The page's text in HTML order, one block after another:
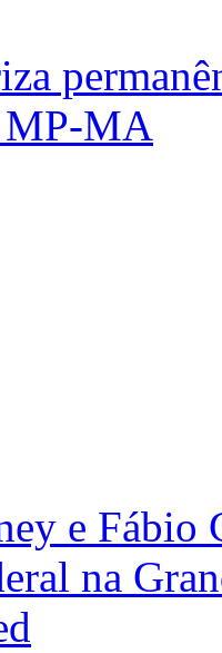
MP-MA
e
na